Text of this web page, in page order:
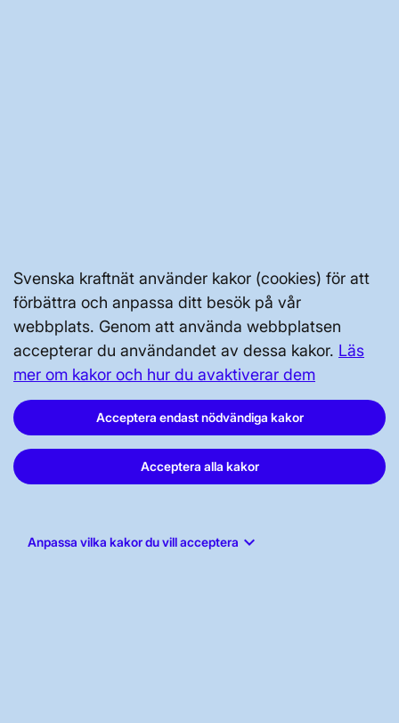
Svenska kraftnät använder kakor (cookies) för att
förbättra och anpassa ditt besök på vår
webbplats. Genom att använda webbplatsen
accepterar du användandet av dessa kakor. Läs
mer om kakor och hur du avaktiverar dem
Acceptera endast nödvändiga kakor
Acceptera alla kakor
Anpassa vilka kakor du vill acceptera keyboard_arrow_down
Sundbyberg
Prenumerera
Vår dataskyddspolicy
Tillgänglighetsredogörelse